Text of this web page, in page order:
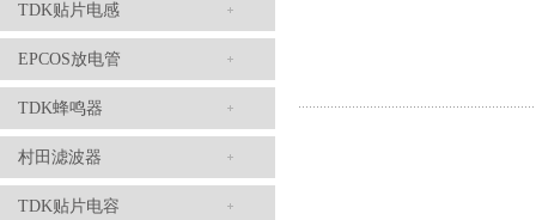
TDK贴片电感
EPCOS放电管
TDK蜂鸣器
村田滤波器
TDK贴片电容